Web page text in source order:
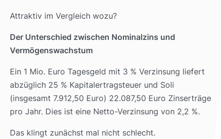
Attraktiv im Vergleich wozu?
Der Unterschied zwischen Nominalzins und
Vermögenswachstum
Ein 1 Mio. Euro Tagesgeld mit 3 % Verzinsung liefert
abzüglich 25 % Kapitalertragsteuer und Soli
(insgesamt 7.912,50 Euro) 22.087,50 Euro Zinserträge
pro Jahr. Dies ist eine Netto-Verzinsung von 2,2 %.
Das klingt zunächst mal nicht schlecht.